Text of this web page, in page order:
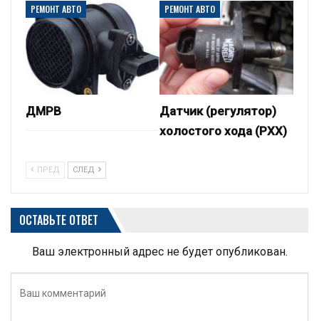
РЕМОНТ АВТО
ДМРВ
РЕМОНТ АВТО
Датчик (регулятор)
холостого хода (РХХ)
ПРЕД СЛЕД
ОСТАВЬТЕ ОТВЕТ
Ваш электронный адрес не будет опубликован.